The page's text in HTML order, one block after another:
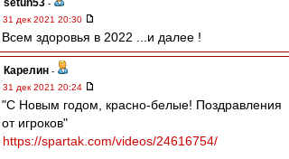
setun53 -
31 дек 2021 20:30
Всем здоровья в 2022 ...и далее !
Карелин -
31 дек 2021 20:24
"С Новым годом, красно-белые! Поздравления
от игроков"
https://spartak.com/videos/24616754/